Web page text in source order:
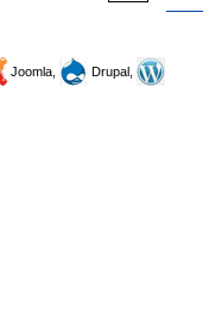
Joomla,
Drupal,